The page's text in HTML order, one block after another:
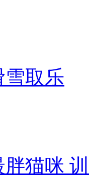
雪取乐
猫咪